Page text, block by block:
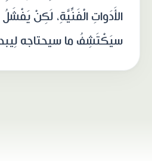
الأَدَواتِ الْفَنِّيَّةِ، لَكِنْ
سيَكْتَشِفُ ما سيحتاجه